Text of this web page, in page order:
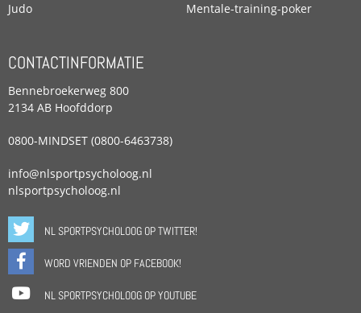
Judo
Mentale-training-poker
CONTACTINFORMATIE
Bennebroekerweg 800
2134 AB Hoofddorp
0800-MINDSET (0800-6463738)
info@nlsportpsycholoog.nl
nlsportpsycholoog.nl
NL SPORTPSYCHOLOOG OP TWITTER!
WORD VRIENDEN OP FACEBOOK!
NL SPORTPSYCHOLOOG OP YOUTUBE